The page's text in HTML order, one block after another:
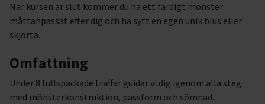
När kursen är slut kommer du ha ett färdigt mönster
måttanpassat efter dig och ha sytt en egen unik blus eller
skjorta.
Omfattning
Under 8 fullspäckade träffar guidar vi dig igenom alla steg
med mönsterkonstruktion, passform och sömnad.